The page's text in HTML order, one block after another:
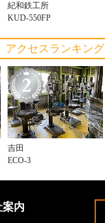
紀和鉄工所
KUD-550FP
アクセスランキング
吉田
ECO-3
内